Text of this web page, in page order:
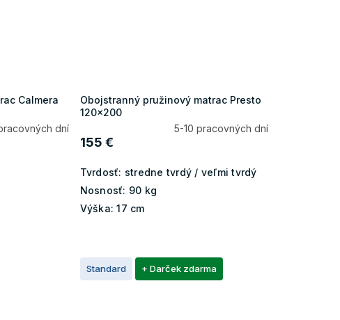
Calmera
dní
Obojstranný pružinový matrac Presto
120x200
5-10 pracovných dní
155 €
Tvrdosť: stredne tvrdý / veľmi tvrdý
Nosnosť: 90 kg
Výška: 17 cm
Standard + Darček zdarma